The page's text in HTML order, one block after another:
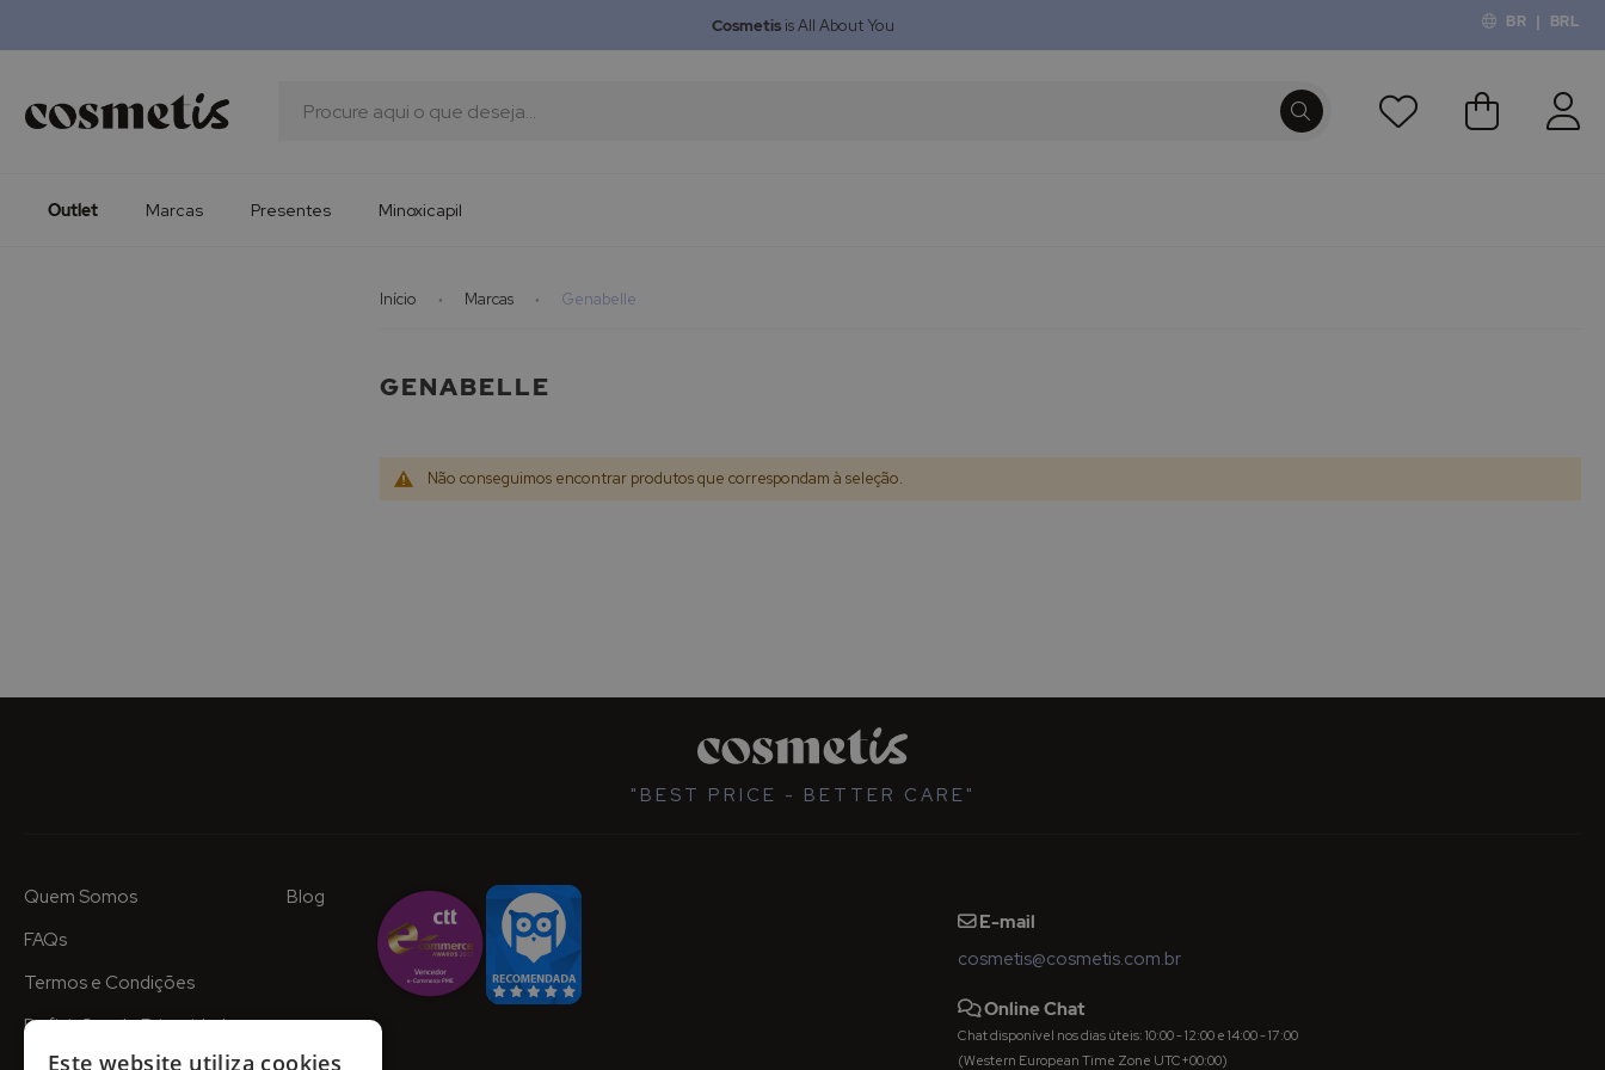
BR | BRL
Cosmetisis All About You
Procura
O Meu
Presentes
Minoxicapil
Outlet Marcas Presentes Minoxicapil
Início Marcas Genabelle
GENABELLE
Não conseguimos encontrar produtos que correspondam à seleção.
"BEST PRICE - BETTER CARE"
Quem Somos
FAQs
Termos e Condições
Definições de Privacidade
Blog
E-mail
cosmetis@cosmetis.com.br
Online Chat
Chat disponível nos dias úteis: 10:00 - 12:00 e 14:00 - 17:00
(Western European Time Zone UTC+00:00)
Este website utiliza cookies